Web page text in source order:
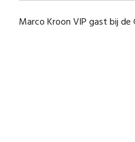
Marco Kroon VIP gast bij